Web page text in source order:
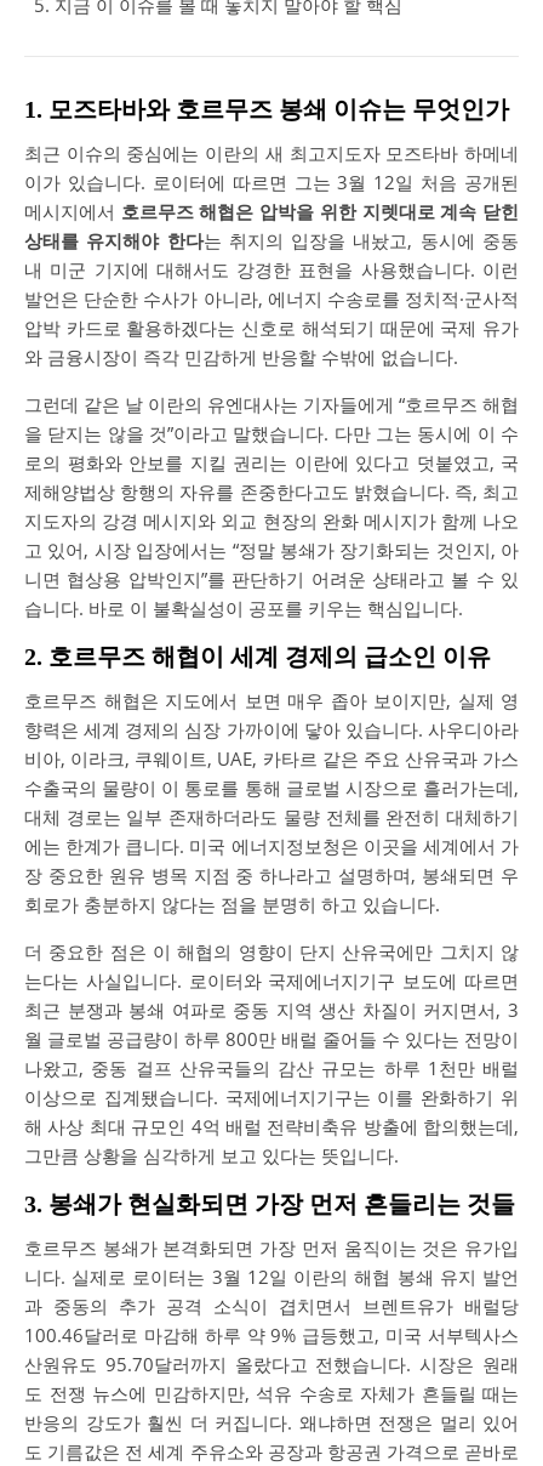
1. 모즈타바와 호르무즈 봉쇄 이슈는 무엇인가
최근 이슈의 중심에는 이란의 새 최고지도자 모즈타바 하메네
이가 있습니다. 로이터에 따르면 그는 3월 12일 처음 공개된
메시지에서 호르무즈 해협은 압박을 위한 지렛대로 계속 닫힌
상태를 유지해야 한다는 취지의 입장을 내놨고, 동시에 중동
내 미군 기지에 대해서도 강경한 표현을 사용했습니다. 이런
발언은 단순한 수사가 아니라, 에너지 수송로를 정치적·군사적
압박 카드로 활용하겠다는 신호로 해석되기 때문에 국제 유가
와 금융시장이 즉각 민감하게 반응할 수밖에 없습니다.
그런데 같은 날 이란의 유엔대사는 기자들에게 “호르무즈 해협
을 닫지는 않을 것”이라고 말했습니다. 다만 그는 동시에 이 수
로의 평화와 안보를 지킬 권리는 이란에 있다고 덧붙였고, 국
제해양법상 항행의 자유를 존중한다고도 밝혔습니다. 즉, 최고
지도자의 강경 메시지와 외교 현장의 완화 메시지가 함께 나오
고 있어, 시장 입장에서는 “정말 봉쇄가 장기화되는 것인지, 아
니면 협상용 압박인지”를 판단하기 어려운 상태라고 볼 수 있
습니다. 바로 이 불확실성이 공포를 키우는 핵심입니다.
2. 호르무즈 해협이 세계 경제의 급소인 이유
호르무즈 해협은 지도에서 보면 매우 좁아 보이지만, 실제 영
향력은 세계 경제의 심장 가까이에 닿아 있습니다. 사우디아라
비아, 이라크, 쿠웨이트, UAE, 카타르 같은 주요 산유국과 가스
수출국의 물량이 이 통로를 통해 글로벌 시장으로 흘러가는데,
대체 경로는 일부 존재하더라도 물량 전체를 완전히 대체하기
에는 한계가 큽니다. 미국 에너지정보청은 이곳을 세계에서 가
장 중요한 원유 병목 지점 중 하나라고 설명하며, 봉쇄되면 우
회로가 충분하지 않다는 점을 분명히 하고 있습니다.
더 중요한 점은 이 해협의 영향이 단지 산유국에만 그치지 않
는다는 사실입니다. 로이터와 국제에너지기구 보도에 따르면
최근 분쟁과 봉쇄 여파로 중동 지역 생산 차질이 커지면서, 3
월 글로벌 공급량이 하루 800만 배럴 줄어들 수 있다는 전망이
나왔고, 중동 걸프 산유국들의 감산 규모는 하루 1천만 배럴
이상으로 집계됐습니다. 국제에너지기구는 이를 완화하기 위
해 사상 최대 규모인 4억 배럴 전략비축유 방출에 합의했는데,
그만큼 상황을 심각하게 보고 있다는 뜻입니다.
3. 봉쇄가 현실화되면 가장 먼저 흔들리는 것들
호르무즈 봉쇄가 본격화되면 가장 먼저 움직이는 것은 유가입
니다. 실제로 로이터는 3월 12일 이란의 해협 봉쇄 유지 발언
과 중동의 추가 공격 소식이 겹치면서 브렌트유가 배럴당
100.46달러로 마감해 하루 약 9% 급등했고, 미국 서부텍사스
산원유도 95.70달러까지 올랐다고 전했습니다. 시장은 원래
도 전쟁 뉴스에 민감하지만, 석유 수송로 자체가 흔들릴 때는
반응의 강도가 훨씬 더 커집니다. 왜냐하면 전쟁은 멀리 있어
도 기름값은 전 세계 주유소와 공장과 항공권 가격으로 곧바로